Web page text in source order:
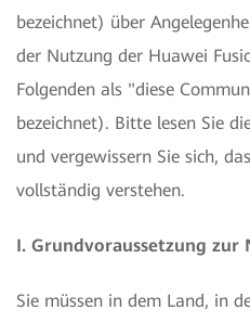
bezeichnet) über
der Nutzung der Huawei
Folgenden als "diese
bezeichnet). Bitte lesen Sie
und vergewissern Sie sich,
vollständig verstehen.
I. Grundvoraussetzung
Sie müssen in dem Land, in